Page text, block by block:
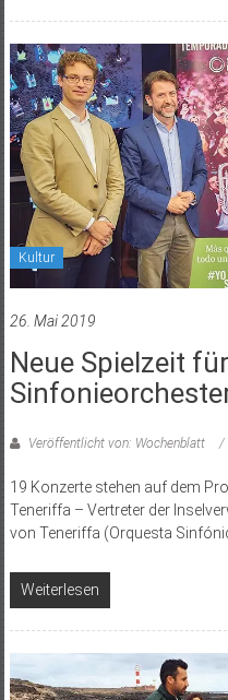
Kultur
26. Mai 2019
Neue Spielzeit
Veröffentlicht von: Wochenblatt
19 Konzerte stehen auf dem
Teneriffa – Vertreter der
von Teneriffa (Orquesta
Weiterlesen